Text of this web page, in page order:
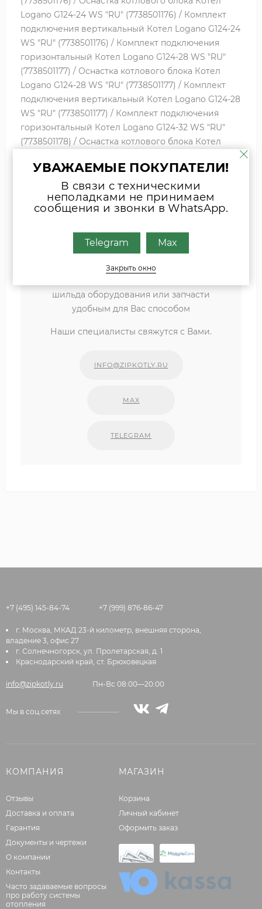
Logano G124-24 WS "RU" (7738501176) / Комплект
подключения вертикальный Котел Logano G124-24
WS "RU" (7738501176) / Комплект подключения
горизонтальный Котел Logano G124-28 WS "RU"
(7738501177) / Оснастка котлового блока Котел
Logano G124-28 WS "RU" (7738501177) / Комплект
подключения вертикальный Котел Logano G124-28
WS "RU" (7738501177) / Комплект подключения
горизонтальный Котел Logano G124-32 WS "RU"
(7738501178) / Оснастка котлового блока Котел
подключения вертикальный Котел Logano G124-32
WS "RU" (7738501178) / Комплект подключения
горизонтальный Котел напольный газовый Gaz
5000 F 32 RU (CFB140) (7738500195) / Оснастка
Если вы затрудняетесь с выбором
шильда оборудования или запчасти
удобным для Вас способом
Наши специалисты свяжутся с Вами.
INFO@ZIPKOTLY.RU
MAX
TELEGRAM
+7 (495) 145-84-74 +7 (999) 876-86-47
г. Москва, МКАД 23-й километр, внешняя сторона,
владение 3, офис 27
г. Солнечногорск, ул. Пролетарская, д. 1
Краснодарский край, ст. Брюховецкая
info@zipkotly.ru Пн-Вс 08:00—20:00
Мы в соц.сетях
КОМПАНИЯ
Отзывы
Доставка и оплата
Гарантия
Документы и чертежи
О компании
Контакты
Часто задаваемые вопросы
про работу системы
отопления
МАГАЗИН
Корзина
Личный кабинет
Оформить заказ
УВАЖАЕМЫЕ ПОКУПАТЕЛИ!
В связи с техническими
неполадками не принимаем
сообщения и звонки в WhatsApp.
Telegram Max
Закрыть окно